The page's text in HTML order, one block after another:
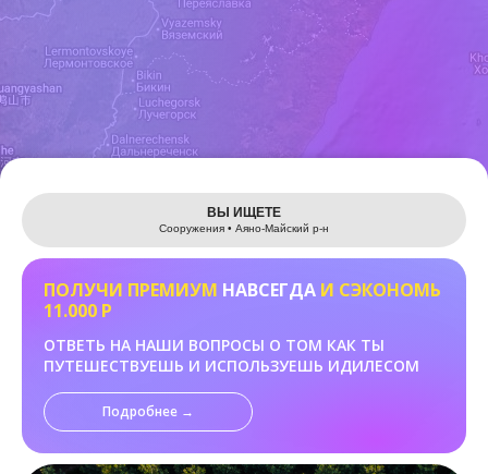
Leaflet
ВЫ ИЩЕТЕ
Сооружения • Аяно-Майский р-н
ПОЛУЧИ ПРЕМИУМ НАВСЕГДА И СЭКОНОМЬ
11.000 Р
ОТВЕТЬ НА НАШИ ВОПРОСЫ О ТОМ КАК ТЫ
ПУТЕШЕСТВУЕШЬ И ИСПОЛЬЗУЕШЬ ИДИЛЕСОМ
Подробнее →